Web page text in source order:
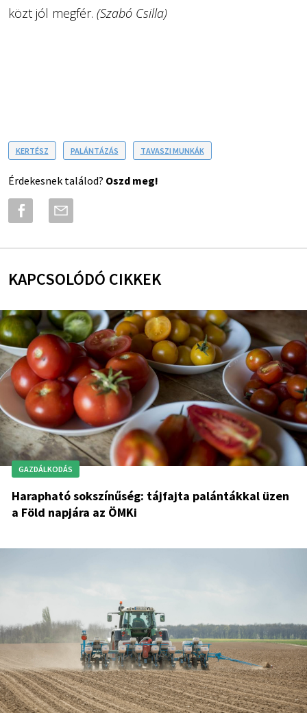
közt jól megfér. (Szabó Csilla)
KERTÉSZ PALÁNTÁZÁS TAVASZI MUNKÁK
Érdekesnek találod? Oszd meg!
KAPCSOLÓDÓ CIKKEK
GAZDÁLKODÁS
Harapható sokszínűség: tájfajta palántákkal üzen
a Föld napjára az ÖMKi